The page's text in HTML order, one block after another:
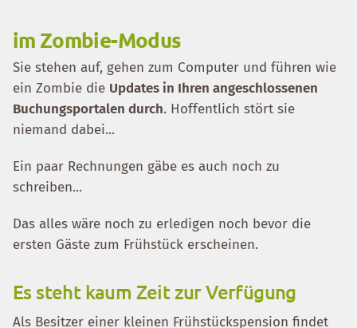
im Zombie-Modus
Sie stehen auf, gehen zum Computer und führen wie
ein Zombie die Updates in Ihren angeschlossenen
Buchungsportalen durch. Hoffentlich stört sie
niemand dabei...
Ein paar Rechnungen gäbe es auch noch zu
schreiben...
Das alles wäre noch zu erledigen noch bevor die
ersten Gäste zum Frühstück erscheinen.
Es steht kaum Zeit zur Verfügung
Als Besitzer einer kleinen Frühstückspension findet